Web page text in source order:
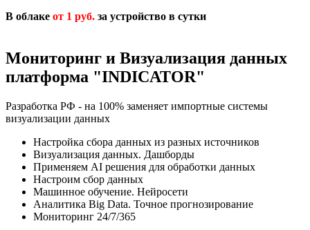
В облаке от 1 руб. за устройство в сутки
Мониторинг и Визуализация данных
платформа "INDICATOR"
Разработка РФ - на 100% заменяет импортные системы
визуализации данных
Настройка сбора данных из разных источников
Визуализация данных. Дашборды
Применяем AI решения для обработки данных
Настроим сбор данных
Машинное обучение. Нейросети
Аналитика Big Data. Точное прогнозирование
Мониторинг 24/7/365